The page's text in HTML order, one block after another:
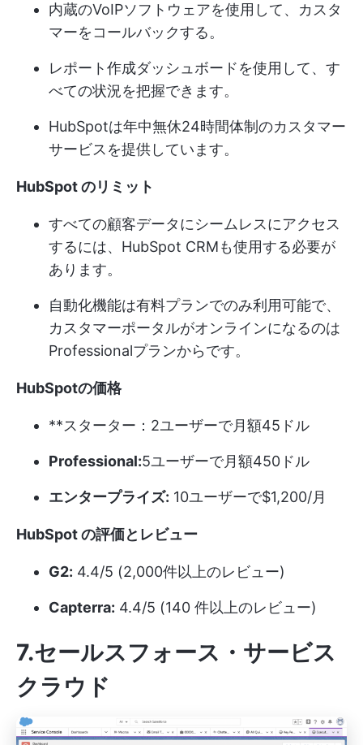
内蔵のVoIPソフトウェアを使用して、カスタ
マーをコールバックする。
レポート作成ダッシュボードを使用して、す
べての状況を把握できます。
HubSpotは年中無休24時間体制のカスタマー
サービスを提供しています。
HubSpot のリミット
すべての顧客データにシームレスにアクセス
するには、HubSpot CRMも使用する必要が
あります。
自動化機能は有料プランでのみ利用可能で、
カスタマーポータルがオンラインになるのは
Professionalプランからです。
HubSpotの価格
**スターター：2ユーザーで月額45ドル
Professional:5ユーザーで月額450ドル
エンタープライズ: 10ユーザーで$1,200/月
HubSpot の評価とレビュー
G2: 4.4/5 (2,000件以上のレビュー)
Capterra: 4.4/5 (140 件以上のレビュー)
7.セールスフォース・サービス
クラウド